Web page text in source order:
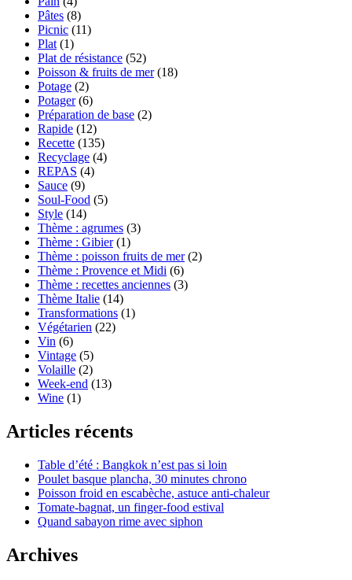
Pâtes (8)
Picnic (11)
Plat (1)
Plat de résistance (52)
Poisson & fruits de mer(18)
Potage (2)
Potager(6)
Préparation de base (2)
Rapide (12)
Recette (135)
Recyclage (4)
REPAS (4)
Sauce (9)
Soul-Food (5)
Style (14)
Thème : agrumes (3)
Thème : Gibier(1)
Thème : poisson fruits de mer(2)
Thème : Provence et Midi (6)
Thème : recettes anciennes (3)
Thème Italie (14)
Transformations (1)
Végétarien (22)
Vin (6)
Vintage (5)
Volaille (2)
Week-end (13)
Wine (1)
Articles récents
Table d’été : Bangkok n’est pas si loin
Poulet basque plancha, 30 minutes chrono
Poisson froid en escabèche, astuce anti-chaleur
Tomate-bagnat, un finger-food estival
Quand sabayon rime avec siphon
Archives